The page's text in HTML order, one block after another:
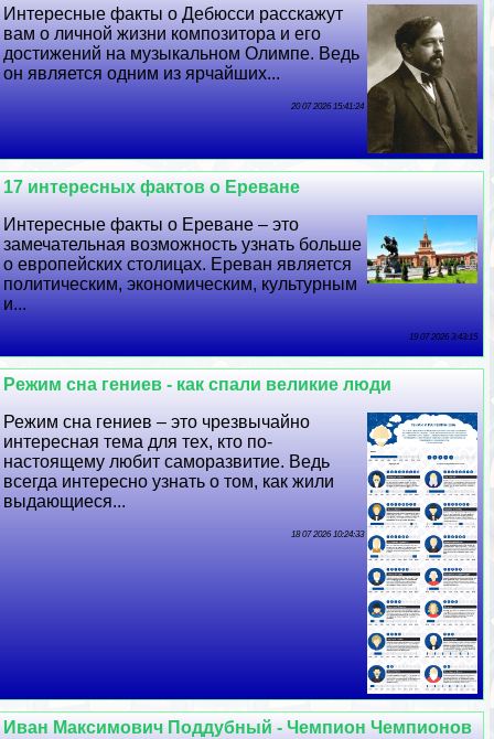
Интересные факты о Дебюсси расскажут
вам о личной жизни композитора и его
достижений на музыкальном Олимпе. Ведь
он является одним из ярчайших...
20 07 2026 15:41:24
17 интересных фактов о Ереване
Интересные факты о Ереване – это
замечательная возможность узнать больше
о европейских столицах. Ереван является
политическим, экономическим, культурным
и...
19 07 2026 3:43:15
Режим сна гениев - как спали великие люди
Режим сна гениев – это чрезвычайно
интересная тема для тех, кто по-
настоящему любит саморазвитие. Ведь
всегда интересно узнать о том, как жили
выдающиеся...
18 07 2026 10:24:33
Иван Максимович Поддубный - Чемпион Чемпионов